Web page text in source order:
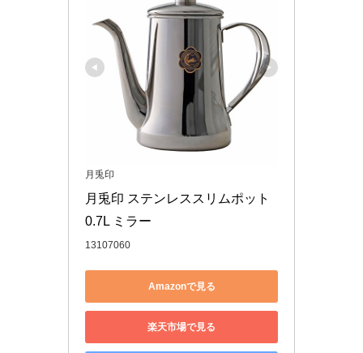
月兎印
月兎印 ステンレススリムポット
0.7L ミラー
13107060
Amazonで見る
楽天市場で見る